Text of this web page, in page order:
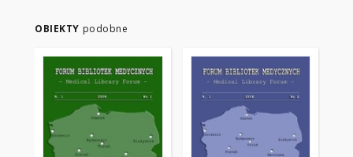
OBIEKTY podobne